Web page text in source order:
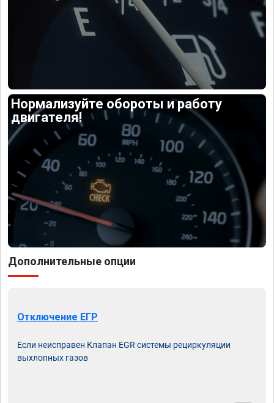
Нормализуйте обороты и работу
двигателя!
Дополнительные опции
Отключение ЕГР
Если неисправен Клапан EGR системы рециркуляции
выхлопных газов